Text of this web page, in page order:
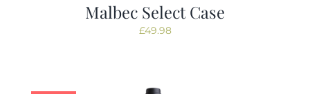
Malbec Select Case
£49.98